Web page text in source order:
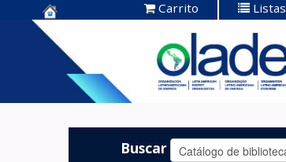
Centro de
Documentación
OLADE -
Carrito Listas
Buscar